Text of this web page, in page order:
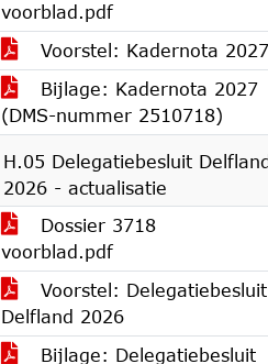
voorblad.pdf
Voorstel: Kadernota 2027
Bijlage: Kadernota 2027
(DMS-nummer 2510718)
H.05 Delegatiebesluit
2026 - actualisatie
Dossier 3718
voorblad.pdf
Voorstel: Delegatiebesluit
Delfland 2026
Bijlage: Delegatiebesluit